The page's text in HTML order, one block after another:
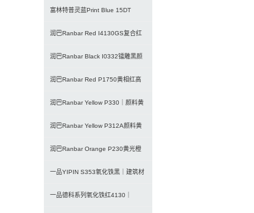
富林特普灵蓝Print Blue 15DT
7072酞菁蓝颜
润巴Ranbar Red I4130GS复合红
颜料｜替代铅铬
润巴Ranbar Black I0332镭雕黑颜
料｜激光打印
润巴Ranbar Red P1750黄相红高
性能DPP有机颜
润巴Ranbar Yellow P330｜颜料黄
3（PY3）
润巴Ranbar Yellow P312A颜料黄
12｜双偶氮
润巴Ranbar Orange P230黄光橙
有机颜料｜颜料
一品YIPIN S353氧化铁黑｜建筑材
料与涂料用无机黑色颜
一品德科系列氧化铁红4130｜